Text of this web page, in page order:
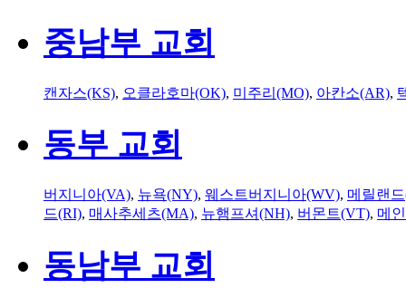
중남부 교회
캔자스(KS), 오클라호마(OK), 미주리(MO), 아칸소(AR),
동부 교회
버지니아(VA), 뉴욕(NY), 웨스트버지니아(WV), 메릴랜
드(RI), 매사추세츠(MA), 뉴햄프셔(NH), 버몬트(VT), 메
동남부 교회